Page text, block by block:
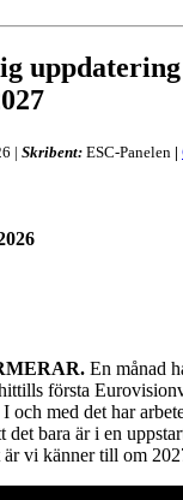
| Skribent: ESC-Panelen |
En månad
första
I och med det har
det bara är i en
är vi känner till om